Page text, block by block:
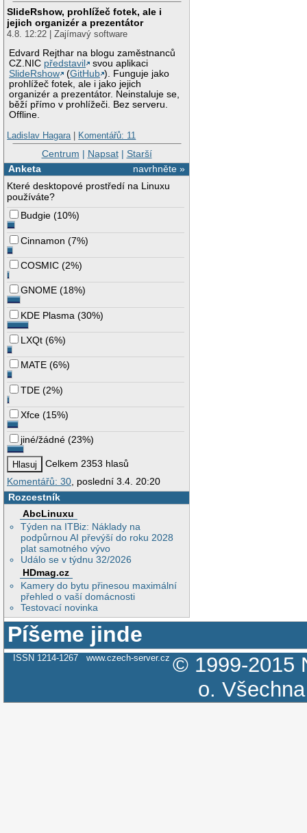
SlideRshow, prohlížeč fotek, ale i
jejich organizér a prezentátor
4.8. 12:22 | Zajímavý software
Edvard Rejthar na blogu zaměstnanců
CZ.NIC představil
svou aplikaci
SlideRshow
(GitHub ). Funguje jako
prohlížeč fotek, ale i jako jejich
organizér a prezentátor. Neinstaluje se,
běží přímo v prohlížeči. Bez serveru.
Offline.
Ladislav Hagara| Komentářů: 11
Centrum | Napsat| Starší
navrhněte »
Anketa
Které desktopové prostředí na Linuxu
používáte?
Budgie (10%)
Cinnamon (7%)
COSMIC (2%)
GNOME (18%)
KDE Plasma (30%)
LXQt (6%)
MATE (6%)
TDE (2%)
Xfce (15%)
jiné/žádné (23%)
Celkem 2353 hlasů
Komentářů: 30 , poslední 3.4. 20:20
Rozcestník
AbcLinuxu
Týden na ITBiz: Náklady na
podpůrnou AI převýší do roku 2028
plat samotného vývo
Událo se v týdnu 32/2026
HDmag.cz
Kamery do bytu přinesou maximální
přehled o vaší domácnosti
Testovací novinka
Píšeme jinde
ISSN 1214-1267 www.czech-server.cz © 1999-2015
o.